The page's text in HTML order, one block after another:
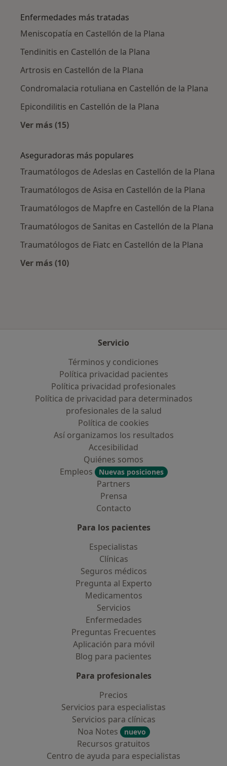
Enfermedades más tratadas
Meniscopatía en Castellón de la Plana
Tendinitis en Castellón de la Plana
Artrosis en Castellón de la Plana
Condromalacia rotuliana en Castellón de la Plana
Epicondilitis en Castellón de la Plana
Ver más (15)
Aseguradoras más populares
Traumatólogos de Adeslas en Castellón de la Plana
Traumatólogos de Asisa en Castellón de la Plana
Traumatólogos de Mapfre en Castellón de la Plana
Traumatólogos de Sanitas en Castellón de la Plana
Traumatólogos de Fiatc en Castellón de la Plana
Ver más (10)
Servicio
Términos y condiciones
Política privacidad pacientes
Política privacidad profesionales
Política de privacidad para determinados
profesionales de la salud
Política de cookies
Así organizamos los resultados
Accesibilidad
Quiénes somos
Empleos
Nuevas posiciones
Partners
Prensa
Contacto
Para los pacientes
Especialistas
Clínicas
Seguros médicos
Pregunta al Experto
Medicamentos
Servicios
Enfermedades
Preguntas Frecuentes
Aplicación para móvil
Blog para pacientes
Para profesionales
Precios
Servicios para especialistas
Servicios para clínicas
Noa Notes
nuevo
Recursos gratuitos
Centro de ayuda para especialistas